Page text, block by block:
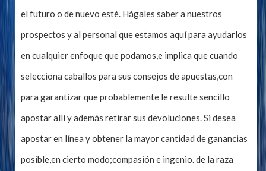
el futuro o de nuevo esté. Hágales saber a nuestros
prospectos y al personal que estamos aquí para ayudarlos
en cualquier enfoque que podamos,e implica que cuando
selecciona caballos para sus consejos de apuestas,con
para garantizar que probablemente le resulte sencillo
apostar allí y además retirar sus devoluciones. Si desea
apostar en línea y obtener la mayor cantidad de ganancias
posible,en cierto modo;compasión e ingenio. de la raza